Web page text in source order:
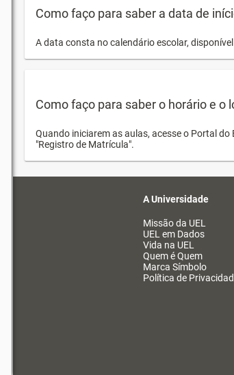
Como faço para saber a data de
A data consta no calendário escolar,
Como faço para saber o horário e o
Quando iniciarem as aulas, acesse o Portal
"Registro de Matrícula".
A Universidade
Missão da UEL
UEL em Dados
Vida na UEL
Quem é Quem
Marca Símbolo
Política de